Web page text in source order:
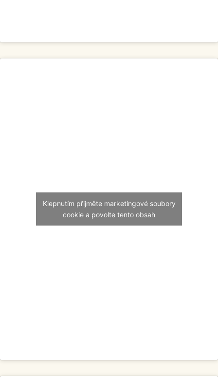
Klepnutím přijměte marketingové soubory
cookie a povolte tento obsah